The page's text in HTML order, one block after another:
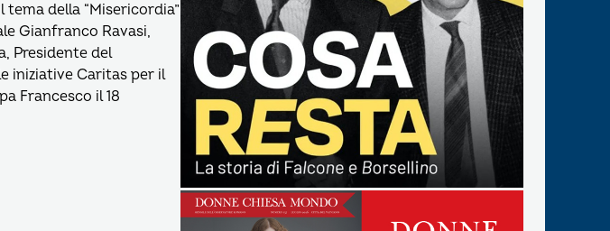
della “Misericordia”
Gianfranco Ravasi,
Presidente del
iniziative Caritas per il
Francesco il 18